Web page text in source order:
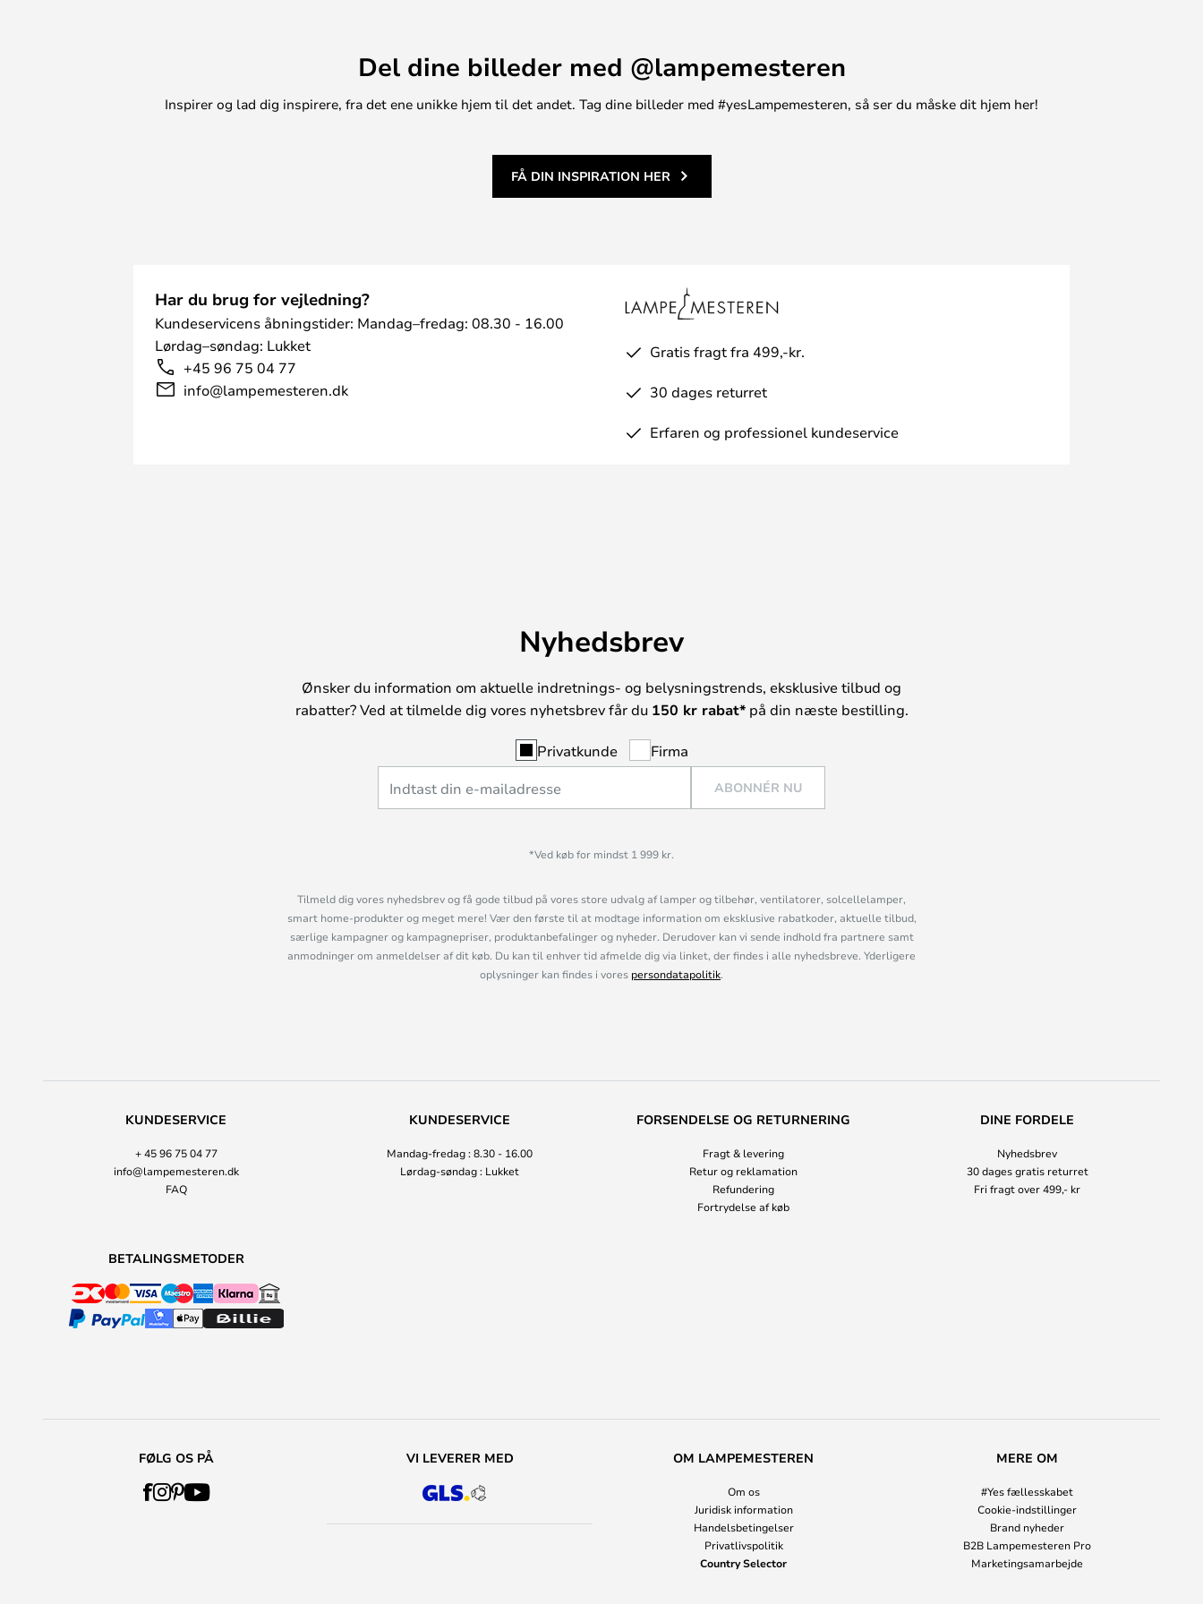
Del dine billeder med @lampemesteren
Inspirer og lad dig inspirere, fra det ene unikke hjem til det andet. Tag dine billeder med #yesLampemesteren, så ser du måske dit hjem her!
FÅ DIN INSPIRATION HER
Har du brug for vejledning?
Kundeservicens åbningstider: Mandag–fredag: 08.30 - 16.00
Lørdag–søndag: Lukket
+45 96 75 04 77
info@lampemesteren.dk
Gratis fragt fra 499,-kr.
30 dages returret
Erfaren og professionel kundeservice
Nyhedsbrev
Ønsker du information om aktuelle indretnings- og belysningstrends, eksklusive tilbud og
rabatter? Ved at tilmelde dig vores nyhetsbrev får du 150 kr rabat*på din næste bestilling.
Privatkunde Firma
ABONNÉR NU
*Ved køb for mindst 1 999 kr.
Tilmeld dig vores nyhedsbrev og få gode tilbud på vores store udvalg af lamper og tilbehør, ventilatorer, solcellelamper,
smart home-produkter og meget mere! Vær den første til at modtage information om eksklusive rabatkoder, aktuelle tilbud,
særlige kampagner og kampagnepriser, produktanbefalinger og nyheder. Derudover kan vi sende indhold fra partnere samt
anmodninger om anmeldelser af dit køb. Du kan til enhver tid afmelde dig via linket, der findes i alle nyhedsbreve. Yderligere
oplysninger kan findes i vores persondatapolitik.
KUNDESERVICE
+ 45 96 75 04 77
info@lampemesteren.dk
FAQ
KUNDESERVICE
Mandag-fredag : 8.30 - 16.00
Lørdag-søndag : Lukket
FORSENDELSE OG RETURNERING
Fragt & levering
Retur og reklamation
Refundering
Fortrydelse af køb
DINE FORDELE
Nyhedsbrev
30 dages gratis returret
Fri fragt over 499,- kr
BETALINGSMETODER
FØLG OS PÅ VI LEVERER MED OM LAMPEMESTEREN
Om os
Juridisk information
Handelsbetingelser
Privatlivspolitik
Country Selector
MERE OM
#Yes fællesskabet
Cookie-indstillinger
Brand nyheder
B2B Lampemesteren Pro
Marketingsamarbejde